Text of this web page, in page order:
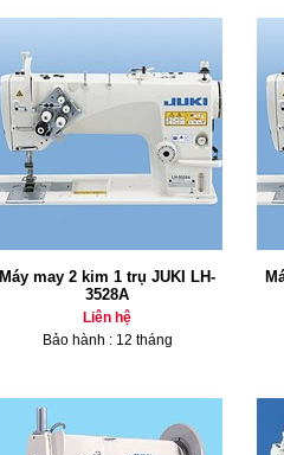
Máy may 2 kim 1 trụ JUKI LH-
3528A
Liên hệ
Bảo hành : 12 tháng